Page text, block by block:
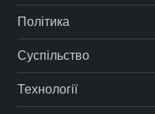
Політика
Суспільство
Технології